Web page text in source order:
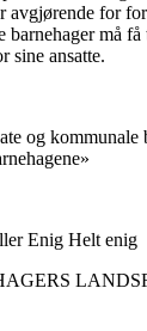
avgjørende for
barnehager må
sine ansatte.
og kommunale
Enig Helt enig